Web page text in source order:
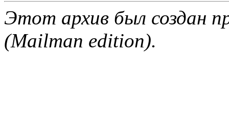
Этот архив был создан
(Mailman edition).